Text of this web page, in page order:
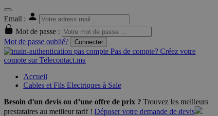
Email :
Mot de passe :
Mot de passe oublié?
Connecter
Pas de compte? Créez votre
compte sur Telecontact.ma
Accueil
Cables et Fils Electriques à Sale
Besoin d'un devis ou d’une offre de prix ? Trouvez les meilleurs
prestataires au meilleur tarif ! Déposer votre demande de devis